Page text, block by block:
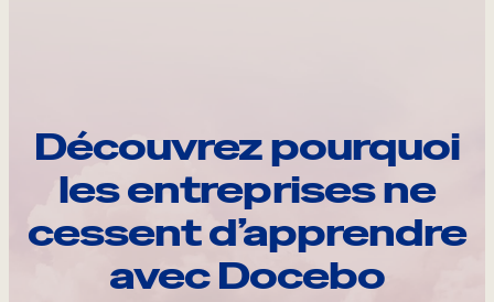
Découvrez pourquoi
les entreprises ne
cessent d’apprendre
avec Docebo